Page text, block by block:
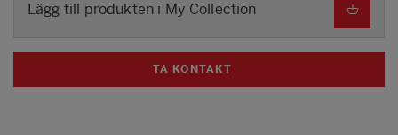
Lägg till produkten i My Collection
TA KONTAKT